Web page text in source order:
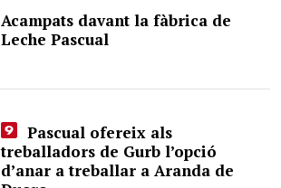
Acampats davant la fàbrica de
Leche Pascual
Pascual ofereix als
treballadors de Gurb l’opció
d’anar a treballar a Aranda de